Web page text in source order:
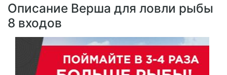
Описание Верша для ловли рыбы
8 входов